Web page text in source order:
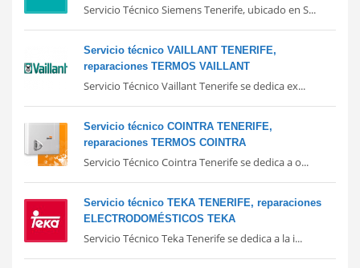
Servicio Técnico Siemens Tenerife, ubicado en S...
Servicio técnico VAILLANT TENERIFE,
reparaciones TERMOS VAILLANT
Servicio Técnico Vaillant Tenerife se dedica ex...
Servicio técnico COINTRA TENERIFE,
reparaciones TERMOS COINTRA
Servicio Técnico Cointra Tenerife se dedica a o...
Servicio técnico TEKA TENERIFE, reparaciones
ELECTRODOMÉSTICOS TEKA
Servicio Técnico Teka Tenerife se dedica a la i...